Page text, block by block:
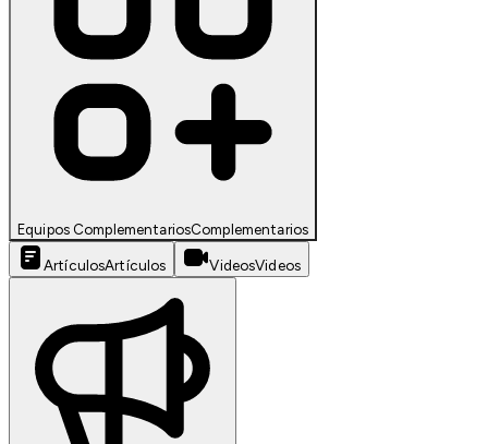
Equipos ComplementariosComplementarios
ArtículosArtículos VideosVideos